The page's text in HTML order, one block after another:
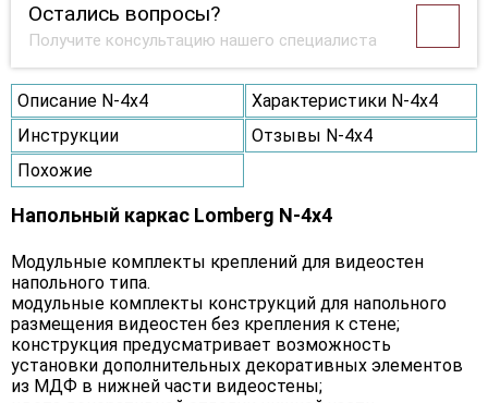
Остались вопросы?
Получите консультацию нашего специалиста
Описание N-4х4
Характеристики N-4х4
Инструкции
Отзывы N-4х4
Похожие
Напольный каркас Lomberg N-4х4
Модульные комплекты креплений для видеостен
напольного типа.
модульные комплекты конструкций для напольного
размещения видеостен без крепления к стене;
конструкция предусматривает возможность
установки дополнительных декоративных элементов
из МДФ в нижней части видеостены;